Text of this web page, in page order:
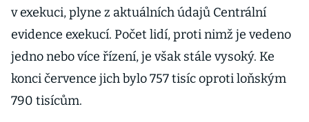
v exekuci, plyne z aktuálních údajů Centrální
evidence exekucí. Počet lidí, proti nimž je vedeno
jedno nebo více řízení, je však stále vysoký. Ke
konci července jich bylo 757 tisíc oproti loňským
790 tisícům.